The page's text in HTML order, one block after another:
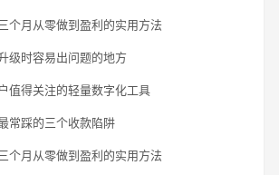
个月从零做到盈利的实用方法
级时容易出问题的地方
值得关注的轻量数字化工具
常踩的三个收款陷阱
个月从零做到盈利的实用方法